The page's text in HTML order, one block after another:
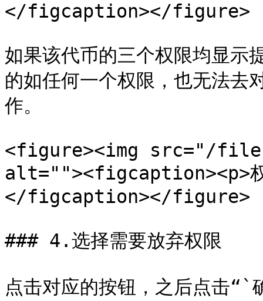
</figcaption></figure>
如果该代币的三个权限均显示
的如任何一个权限，也无法去
作。
<figure><img src="/
alt=""><figcaption><p>权
</figcaption></figure>
### 4.选择需要放弃权限
点击对应的按钮，之后点击“`